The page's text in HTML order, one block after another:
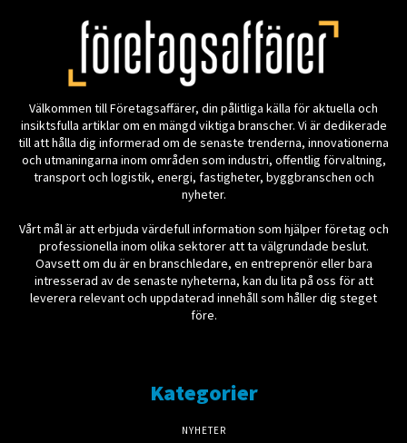
Välkommen till Företagsaffärer, din pålitliga källa för aktuella och
insiktsfulla artiklar om en mängd viktiga branscher. Vi är dedikerade
till att hålla dig informerad om de senaste trenderna, innovationerna
och utmaningarna inom områden som industri, offentlig förvaltning,
transport och logistik, energi, fastigheter, byggbranschen och
nyheter.
Vårt mål är att erbjuda värdefull information som hjälper företag och
professionella inom olika sektorer att ta välgrundade beslut.
Oavsett om du är en branschledare, en entreprenör eller bara
intresserad av de senaste nyheterna, kan du lita på oss för att
leverera relevant och uppdaterad innehåll som håller dig steget
före.
Kategorier
NYHETER